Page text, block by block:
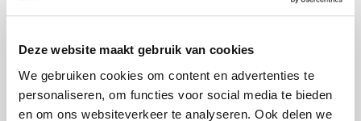
Deze website maakt gebruik van cookies
We gebruiken cookies om content en advertenties te
personaliseren, om functies voor social media te bieden
en om ons websiteverkeer te analyseren. Ook delen we
houden. Onze medewerkers zijn allemaal goed
Vakgarage Wesselink
Niet alleen met uw Honda bent u welkom in Deventer,